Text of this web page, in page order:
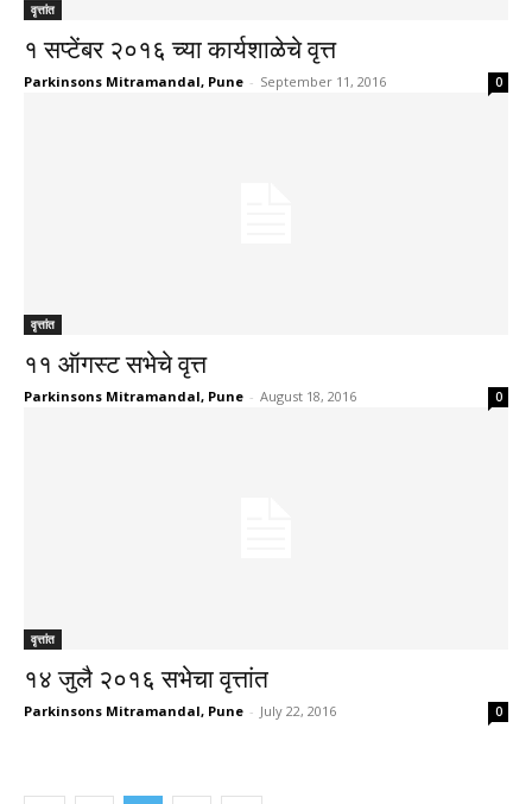
वृत्तांत
१ सप्टेंबर २०१६ च्या कार्यशाळेचे वृत्त
Parkinsons Mitramandal, Pune - September 11, 2016 0
वृत्तांत
११ ऑगस्ट सभेचे वृत्त
Parkinsons Mitramandal, Pune - August 18, 2016 0
वृत्तांत
१४ जुलै २०१६ सभेचा वृत्तांत
Parkinsons Mitramandal, Pune - July 22, 2016 0